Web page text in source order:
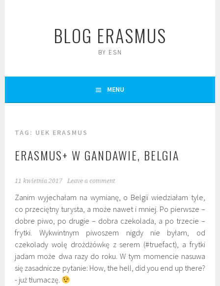
BLOG ERASMUS
BY ESN
MENU
TAG: UEK ERASMUS
ERASMUS+ W GANDAWIE, BELGIA
11 kwietnia 2017 Leave a comment
Zanim wyjechałam na wymianę, o Belgii wiedziałam tyle,
co przeciętny turysta, a może nawet i mniej. Po pierwsze –
dobre piwo, po drugie – dobra czekolada, a po trzecie –
frytki. Wykwintnym piwoszem nigdy nie byłam, od
czekolady wolę drożdżówkę z serem (#truefact), a frytki
jadam może dwa razy do roku. W tym momencie nasuwa
się zasadnicze pytanie: How, the hell, did you end up there?
- już tłumaczę.